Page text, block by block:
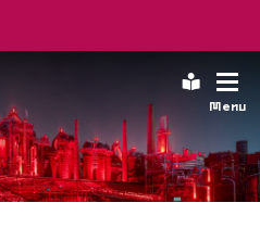
Menu
La Völklinger Hütte
Copyright: